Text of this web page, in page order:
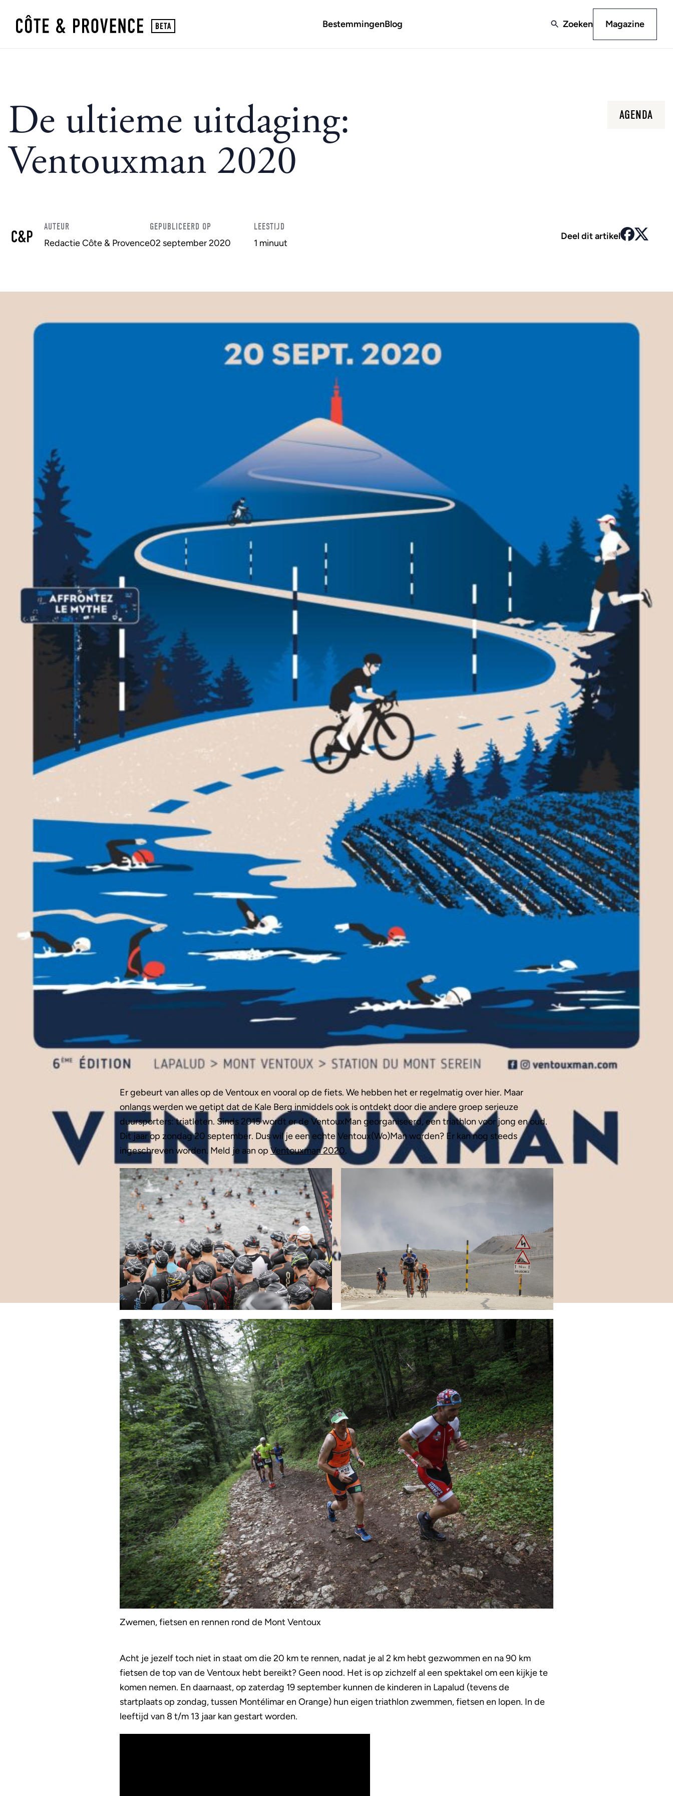
BestemmingenBlog Zoeken Magazine
De ultieme uitdaging:
Ventouxman 2020
AGENDA
AUTEUR
Redactie Côte & Provence
GEPUBLICEERD OP
02 september 2020
LEESTIJD
1 minuut
Deel dit artikel
Er gebeurt van alles op de Ventoux en vooral op de fiets. We hebben het er regelmatig over hier. Maar
onlangs werden we getipt dat de Kale Berg inmiddels ook is ontdekt door die andere groep serieuze
duursporters: triatleten. Sinds 2015 wordt er de VentouxMan georganiseerd, een triathlon voor jong en oud.
Dit jaar op zondag 20 september. Dus wil je een echte Ventoux(Wo)Man worden? Er kan nog steeds
ingeschreven worden. Meld je aan opVentouxman 2020.
Zwemen, fietsen en rennen rond de Mont Ventoux
Acht je jezelf toch niet in staat om die 20 km te rennen, nadat je al 2 km hebt gezwommen en na 90 km
fietsen de top van de Ventoux hebt bereikt? Geen nood. Het is op zichzelf al een spektakel om een kijkje te
komen nemen. En daarnaast, op zaterdag 19 september kunnen de kinderen in Lapalud (tevens de
startplaats op zondag, tussen Montélimar en Orange) hun eigen triathlon zwemmen, fietsen en lopen. In de
leeftijd van 8 t/m 13 jaar kan gestart worden.